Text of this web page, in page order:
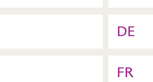
DE
FR